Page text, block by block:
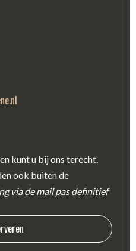
kunt u bij ons terecht.
ook buiten de
via de mail pas definitief